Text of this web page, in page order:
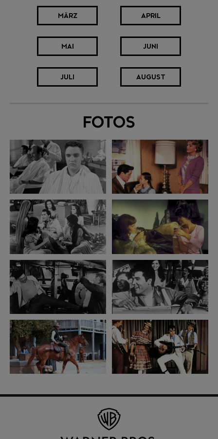
MÄRZ APRIL
MAI JUNI
JULI AUGUST
FOTOS